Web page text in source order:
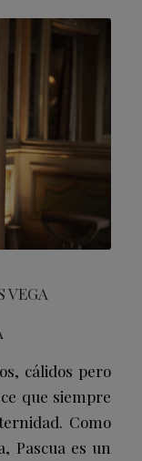
VEGA
cálidos pero
que siempre
Como
Pascua es un